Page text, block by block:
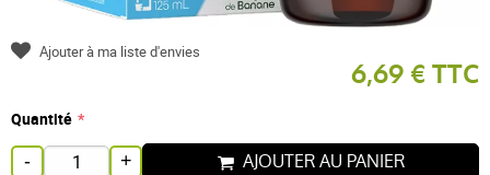
6,69 € TTC
Quantité
- + AJOUTER AU PANIER
Ajouter à ma liste d'envies